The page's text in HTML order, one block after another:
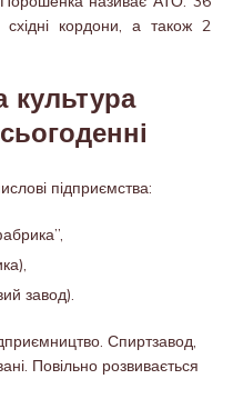
кордони, а також 2
культура
підприємства:
завод).
Спиртзавод,
Повільно розвивається